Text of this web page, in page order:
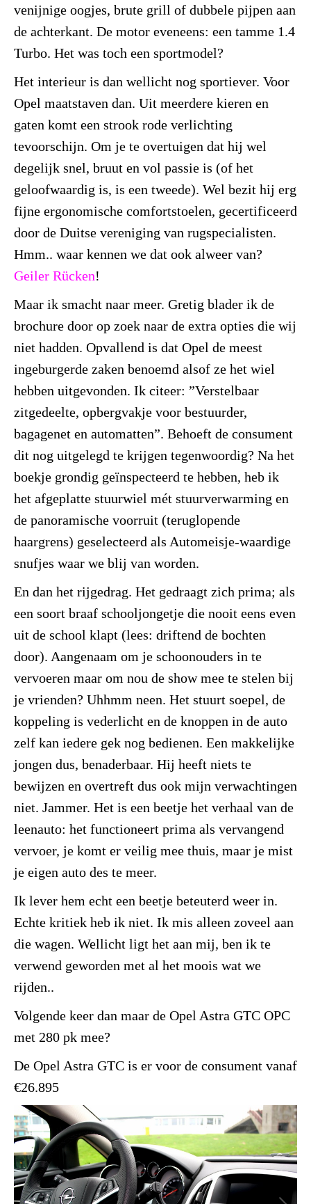
venijnige oogjes, brute grill of dubbele pijpen aan
de achterkant. De motor eveneens: een tamme 1.4
Turbo. Het was toch een sportmodel?
Het interieur is dan wellicht nog sportiever. Voor
Opel maatstaven dan. Uit meerdere kieren en
gaten komt een strook rode verlichting
tevoorschijn. Om je te overtuigen dat hij wel
degelijk snel, bruut en vol passie is (of het
geloofwaardig is, is een tweede). Wel bezit hij erg
fijne ergonomische comfortstoelen, gecertificeerd
door de Duitse vereniging van rugspecialisten.
Hmm.. waar kennen we dat ook alweer van?
Geiler Rücken!
Maar ik smacht naar meer. Gretig blader ik de
brochure door op zoek naar de extra opties die wij
niet hadden. Opvallend is dat Opel de meest
ingeburgerde zaken benoemd alsof ze het wiel
hebben uitgevonden. Ik citeer: ”Verstelbaar
zitgedeelte, opbergvakje voor bestuurder,
bagagenet en automatten”. Behoeft de consument
dit nog uitgelegd te krijgen tegenwoordig? Na het
boekje grondig geïnspecteerd te hebben, heb ik
het afgeplatte stuurwiel mét stuurverwarming en
de panoramische voorruit (teruglopende
haargrens) geselecteerd als Automeisje-waardige
snufjes waar we blij van worden.
En dan het rijgedrag. Het gedraagt zich prima; als
een soort braaf schooljongetje die nooit eens even
uit de school klapt (lees: driftend de bochten
door). Aangenaam om je schoonouders in te
vervoeren maar om nou de show mee te stelen bij
je vrienden? Uhhmm neen. Het stuurt soepel, de
koppeling is vederlicht en de knoppen in de auto
zelf kan iedere gek nog bedienen. Een makkelijke
jongen dus, benaderbaar. Hij heeft niets te
bewijzen en overtreft dus ook mijn verwachtingen
niet. Jammer. Het is een beetje het verhaal van de
leenauto: het functioneert prima als vervangend
vervoer, je komt er veilig mee thuis, maar je mist
je eigen auto des te meer.
Ik lever hem echt een beetje beteuterd weer in.
Echte kritiek heb ik niet. Ik mis alleen zoveel aan
die wagen. Wellicht ligt het aan mij, ben ik te
verwend geworden met al het moois wat we
rijden..
Volgende keer dan maar de Opel Astra GTC OPC
met 280 pk mee?
De Opel Astra GTC is er voor de consument vanaf
€26.895